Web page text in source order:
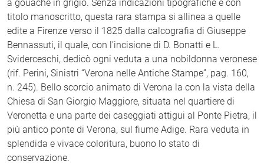
a gouache in grigio. Senza indicazioni tipografiche e con
titolo manoscritto, questa rara stampa si allinea a quelle
edite a Firenze verso il 1825 dalla calcografia di Giuseppe
Bennassuti, il quale, con l’incisione di D. Bonatti e L.
Sviderceschi, dedicò ogni veduta a una nobildonna veronese
(rif. Perini, Sinistri “Verona nelle Antiche Stampe”, pag. 160,
n. 245). Bello scorcio animato di Verona la con la vista della
Chiesa di San Giorgio Maggiore, situata nel quartiere di
Veronetta e una parte dei caseggiati attigui al Ponte Pietra, il
più antico ponte di Verona, sul fiume Adige. Rara veduta in
splendida e vivace coloritura, buono lo stato di
conservazione.